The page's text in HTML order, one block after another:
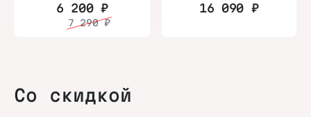
6 200 ₽
7 290₽
16 090 ₽
Со скидкой